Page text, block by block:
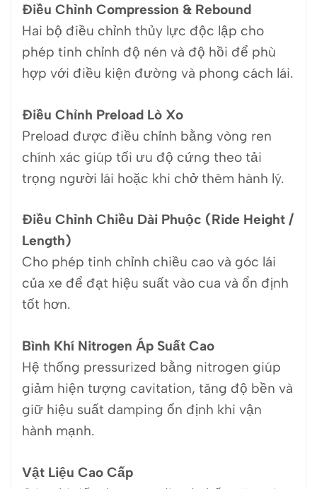
Điều Chỉnh Compression & Rebound
Hai bộ điều chỉnh thủy lực độc lập cho
phép tinh chỉnh độ nén và độ hồi để phù
hợp với điều kiện đường và phong cách lái.
Điều Chỉnh Preload Lò Xo
Preload được điều chỉnh bằng vòng ren
chính xác giúp tối ưu độ cứng theo tải
trọng người lái hoặc khi chở thêm hành lý.
Điều Chỉnh Chiều Dài Phuộc (Ride Height /
Length)
Cho phép tinh chỉnh chiều cao và góc lái
của xe để đạt hiệu suất vào cua và ổn định
tốt hơn.
Bình Khí Nitrogen Áp Suất Cao
Hệ thống pressurized bằng nitrogen giúp
giảm hiện tượng cavitation, tăng độ bền và
giữ hiệu suất damping ổn định khi vận
hành mạnh.
Vật Liệu Cao Cấp